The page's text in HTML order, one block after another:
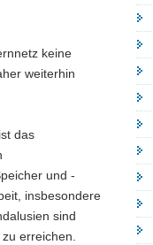
keine
weiterhin
das
und -
insbesondere
sind
erreichen.